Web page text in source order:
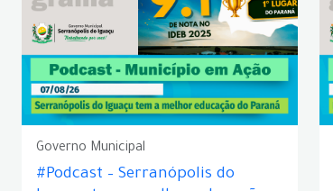
Governo Municipal
#Podcast – Serranópolis do